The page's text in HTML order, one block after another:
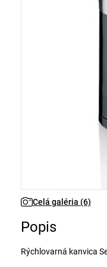
Celá galéria (6)
Popis
Rýchlovarná kanvica